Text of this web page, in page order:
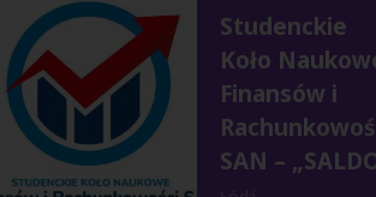
Studenckie
Koło
Finansów i
SAN –